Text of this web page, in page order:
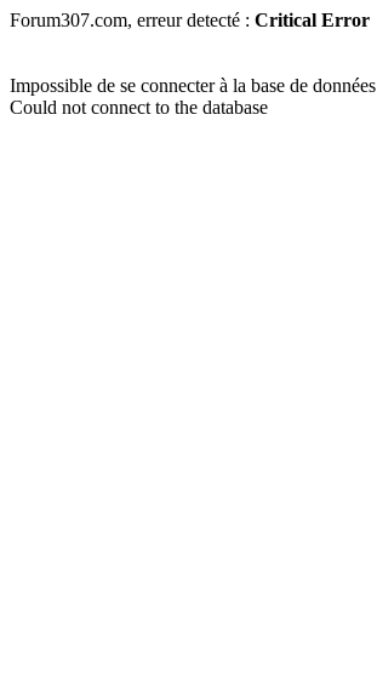
Forum307.com, erreur detecté : Critical Error
Impossible de se connecter à la base de données
Could not connect to the database